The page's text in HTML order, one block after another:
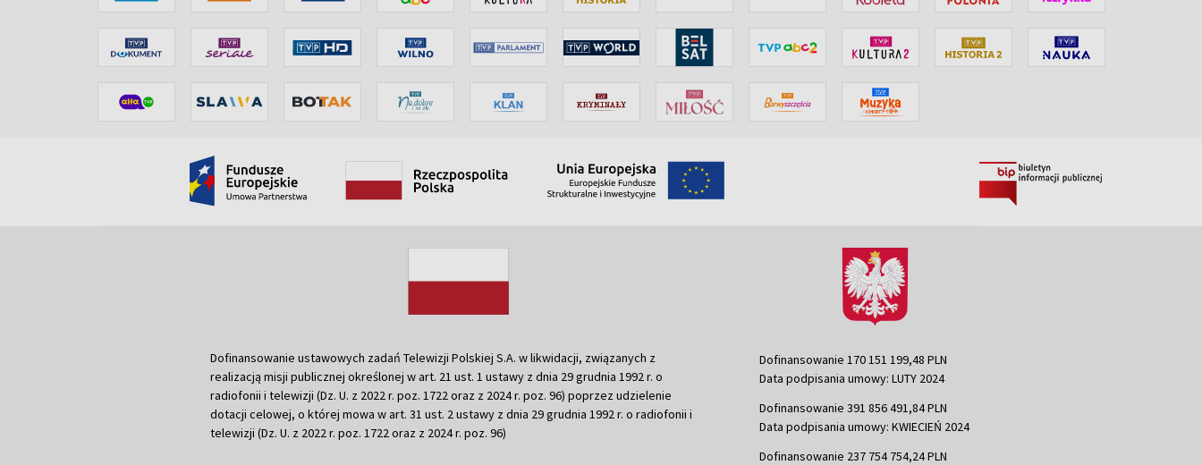
Dofinansowanie ustawowych zadań Telewizji Polskiej S.A. w likwidacji, związanych z
realizacją misji publicznej określonej w art. 21 ust. 1 ustawy z dnia 29 grudnia 1992 r. o
radiofonii i telewizji (Dz. U. z 2022 r. poz. 1722 oraz z 2024 r. poz. 96) poprzez udzielenie
dotacji celowej, o której mowa w art. 31 ust. 2 ustawy z dnia 29 grudnia 1992 r. o radiofonii i
telewizji (Dz. U. z 2022 r. poz. 1722 oraz z 2024 r. poz. 96)
Dofinansowanie 170 151 199,48 PLN
Data podpisania umowy: LUTY 2024
Dofinansowanie 391 856 491,84 PLN
Data podpisania umowy: KWIECIEŃ 2024
Dofinansowanie 237 754 754,24 PLN